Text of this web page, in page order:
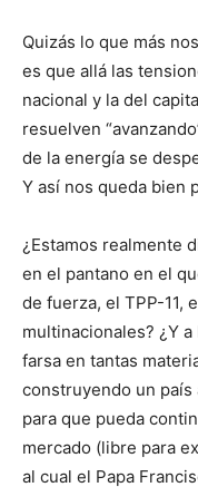
Quizás lo que más
es que allá las
nacional y la del
resuelven
de la energía se
Y así nos queda bien
¿Estamos realmente
en el pantano en el
de fuerza, el TPP-11,
multinacionales? ¿Y
farsa en tantas
construyendo un país
para que pueda
mercado (libre para
al cual el Papa